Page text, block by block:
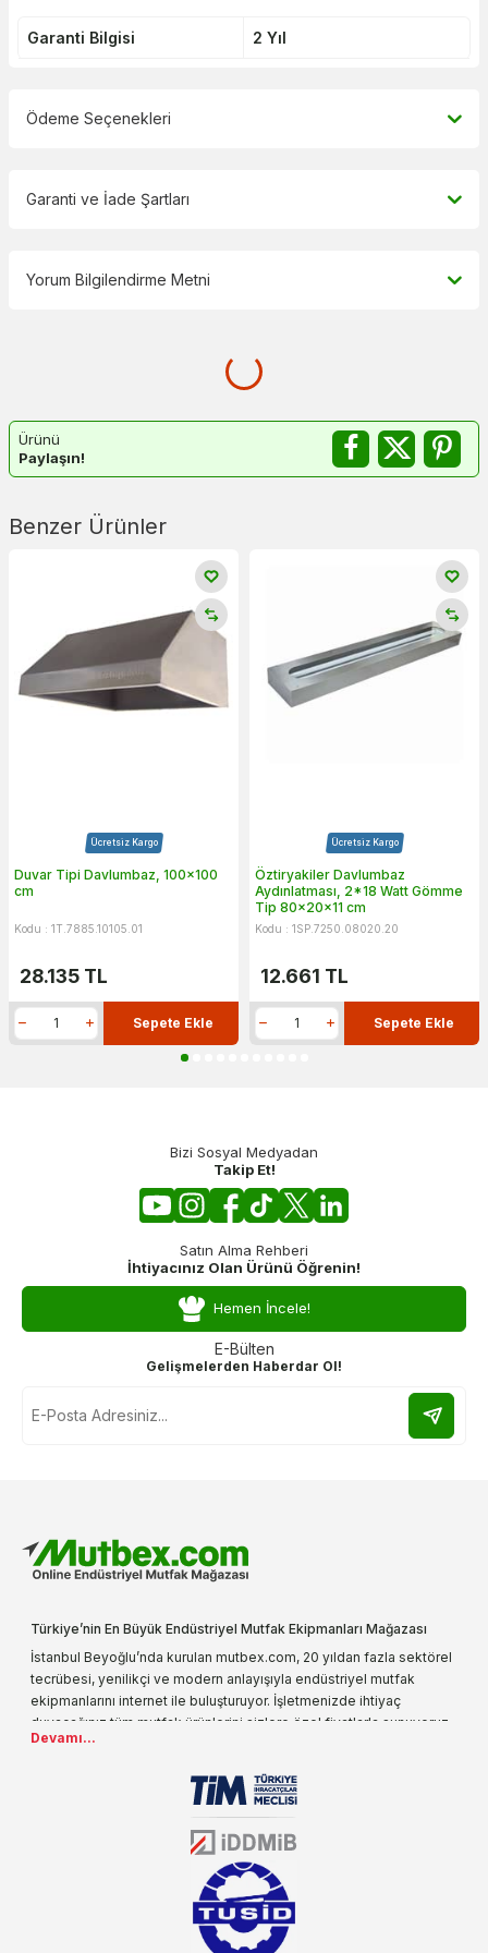
Garanti Bilgisi 2 Yıl
Ödeme Seçenekleri
Garanti ve İade Şartları
Yorum Bilgilendirme Metni
Ürünü
Paylaşın!
Benzer Ürünler
Ücretsiz Kargo
Duvar Tipi Davlumbaz, 100x100
cm
Kodu : 1T.7885.10105.01
28.135 TL
Sepete Ekle
Ücretsiz Kargo
Öztiryakiler Davlumbaz
Aydınlatması, 2*18 Watt Gömme
Tip 80x20x11 cm
Kodu : 1SP.7250.08020.20
12.661 TL
Sepete Ekle
Bizi Sosyal Medyadan
Takip Et!
Satın Alma Rehberi
İhtiyacınız Olan Ürünü Öğrenin!
Hemen İncele!
E-Bülten
Gelişmelerden Haberdar Ol!
Türkiye’nin En Büyük Endüstriyel Mutfak Ekipmanları Mağazası
İstanbul Beyoğlu’nda kurulan mutbex.com, 20 yıldan fazla sektörel
tecrübesi, yenilikçi ve modern anlayışıyla endüstriyel mutfak
ekipmanlarını internet ile buluşturuyor. İşletmenizde ihtiyaç
duyacağınız tüm mutfak ürünlerini sizlere özel fiyatlarla sunuyoruz.
Endüstriyel mutfak malzemesi deyince akla gelen ilk adreslerden
sektörün farklı alanlarında da faliyet gösteren mutbex.com,
Öztiryakiler resmi bayisidir. Öztiryakiler ürünleri üzerinde büyük bir
donanıma sahip ekibi ile müşterilerine koşulsuz destek sunan
mutbex.com ile endüstriyel mutfak malzemeleri konusunda
alacağınız hizmet standartların her zaman üstünde olacaktır.
Devamı...